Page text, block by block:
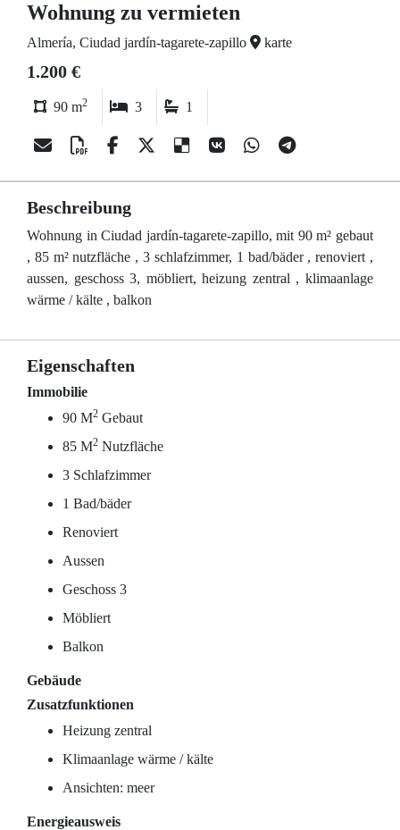
Wohnung zu vermieten
Almería, Ciudad jardín-tagarete-zapillo karte
1.200 €
90 m2 3 1
Beschreibung
Wohnung in Ciudad jardín-tagarete-zapillo, mit 90 m² gebaut
, 85 m² nutzfläche , 3 schlafzimmer, 1 bad/bäder , renoviert ,
aussen, geschoss 3, möbliert, heizung zentral , klimaanlage
wärme / kälte , balkon
Eigenschaften
Immobilie
90 M2 Gebaut
85 M2 Nutzfläche
3 Schlafzimmer
1 Bad/bäder
Renoviert
Aussen
Geschoss 3
Möbliert
Balkon
Gebäude
Zusatzfunktionen
Heizung zentral
Klimaanlage wärme / kälte
Ansichten: meer
Energieausweis